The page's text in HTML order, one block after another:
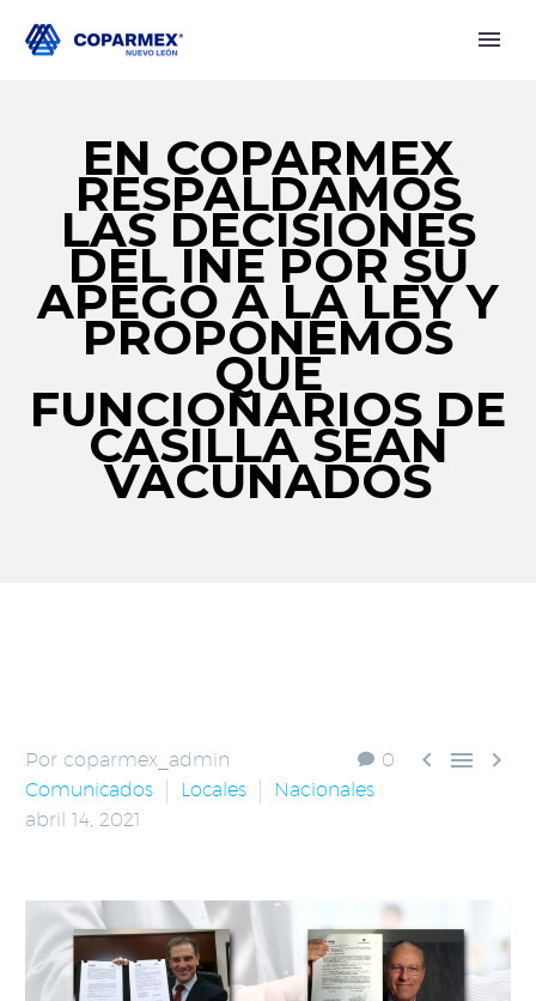
EN COPARMEX
RESPALDAMOS
LAS DECISIONES
DEL INE POR SU
APEGO A LA LEY Y
PROPONEMOS
QUE
FUNCIONARIOS DE
CASILLA SEAN
VACUNADOS
0   
Por coparmex_admin
Comunicados
Locales
Nacionales
abril 14, 2021